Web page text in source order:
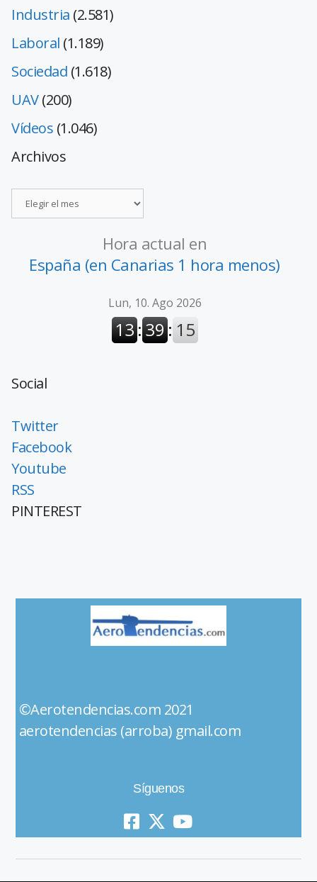
Industria (2.581)
Laboral (1.189)
Sociedad (1.618)
UAV(200)
Vídeos (1.046)
Archivos
Hora actual en
España (en Canarias 1 hora menos)
Social
Twitter
Facebook
Youtube
RSS
PINTEREST
©Aerotendencias.com 2021
aerotendencias (arroba) gmail.com
Síguenos